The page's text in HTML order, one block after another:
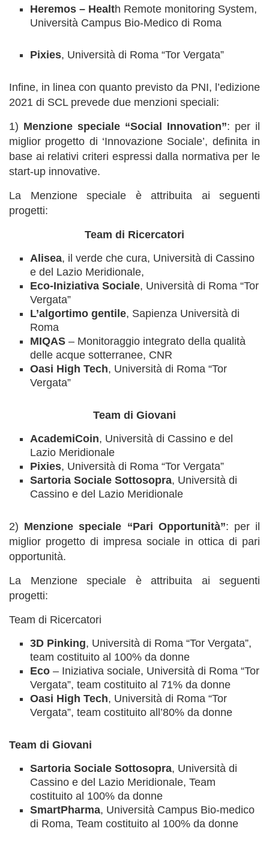
Heremos – Health Remote monitoring System,
Università Campus Bio-Medico di Roma
Pixies, Università di Roma “Tor Vergata”
Infine, in linea con quanto previsto da PNI, l’edizione
2021 di SCL prevede due menzioni speciali:
1) Menzione speciale “Social Innovation”: per il
miglior progetto di ‘Innovazione Sociale’, definita in
base ai relativi criteri espressi dalla normativa per le
start-up innovative.
La Menzione speciale è attribuita ai seguenti
progetti:
Team di Ricercatori
Alisea, il verde che cura, Università di Cassino
e del Lazio Meridionale,
Eco-Iniziativa Sociale, Università di Roma “Tor
Vergata”
L’algortimo gentile, Sapienza Università di
Roma
MIQAS – Monitoraggio integrato della qualità
delle acque sotterranee, CNR
Oasi High Tech, Università di Roma “Tor
Vergata”
Team di Giovani
AcademiCoin, Università di Cassino e del
Lazio Meridionale
Pixies, Università di Roma “Tor Vergata”
Sartoria Sociale Sottosopra, Università di
Cassino e del Lazio Meridionale
2) Menzione speciale “Pari Opportunità”: per il
miglior progetto di impresa sociale in ottica di pari
opportunità.
La Menzione speciale è attribuita ai seguenti
progetti:
Team di Ricercatori
3D Pinking, Università di Roma “Tor Vergata”,
team costituito al 100% da donne
Eco – Iniziativa sociale, Università di Roma “Tor
Vergata”, team costituito al 71% da donne
Oasi High Tech, Università di Roma “Tor
Vergata”, team costituito all’80% da donne
Team di Giovani
Sartoria Sociale Sottosopra, Università di
Cassino e del Lazio Meridionale, Team
costituito al 100% da donne
SmartPharma, Università Campus Bio-medico
di Roma, Team costituito al 100% da donne